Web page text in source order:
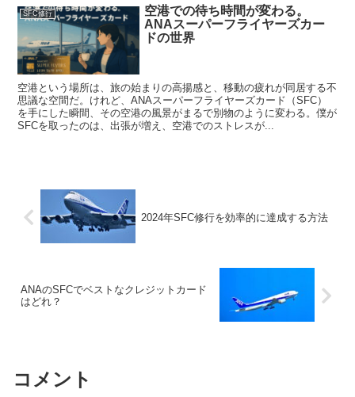
SFC修行
空港での待ち時間が変わる。
ANAスーパーフライヤーズカー
ドの世界
空港という場所は、旅の始まりの高揚感と、移動の疲れが同居する不
思議な空間だ。けれど、ANAスーパーフライヤーズカード（SFC）
を手にした瞬間、その空港の風景がまるで別物のように変わる。僕が
SFCを取ったのは、出張が増え、空港でのストレスが...
2024年SFC修行を効率的に達成する方法
ANAのSFCでベストなクレジットカード
はどれ？
コメント